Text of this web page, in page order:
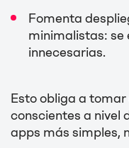
Fomenta
minimalistas: se
innecesarias.
Esto obliga a
conscientes a nivel
apps más simples,